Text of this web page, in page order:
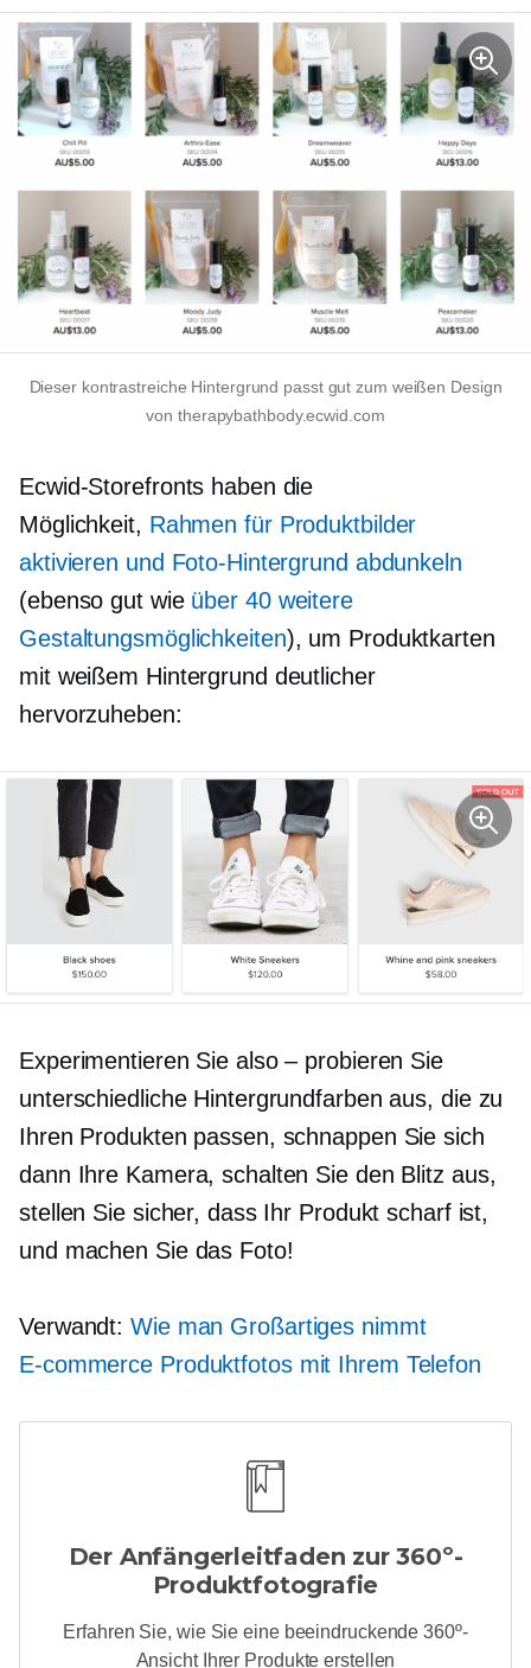
Dieser kontrastreiche Hintergrund passt gut zum weißen Design
von therapybathbody.ecwid.com
Ecwid-Storefronts haben die
Möglichkeit, Rahmen für Produktbilder
aktivieren und Foto-Hintergrund abdunkeln
(ebenso gut wie über 40 weitere
Gestaltungsmöglichkeiten), um Produktkarten
mit weißem Hintergrund deutlicher
hervorzuheben:
Experimentieren Sie also – probieren Sie
unterschiedliche Hintergrundfarben aus, die zu
Ihren Produkten passen, schnappen Sie sich
dann Ihre Kamera, schalten Sie den Blitz aus,
stellen Sie sicher, dass Ihr Produkt scharf ist,
und machen Sie das Foto!
Verwandt:Wie man Großartiges nimmt
E-commerce Produktfotos mit Ihrem Telefon
Der Anfängerleitfaden zur 360º-
Produktfotografie
Erfahren Sie, wie Sie eine beeindruckende 360º-
Ansicht Ihrer Produkte erstellen